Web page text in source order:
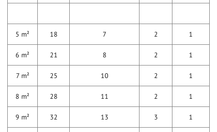
5 m² 18 7 2 1
6 m² 21 8 2 1
7 m² 25 10 2 1
8 m² 28 11 2 1
9 m² 32 13 3 1